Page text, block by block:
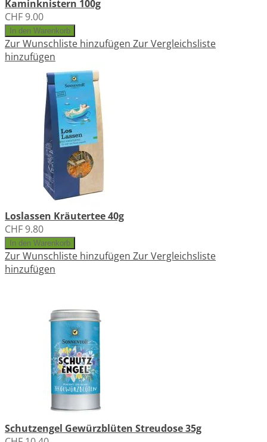
Kaminknistern 100g
CHF 9.00
In den Warenkorb
Zur Wunschliste hinzufügen Zur Vergleichsliste
hinzufügen
Loslassen Kräutertee 40g
CHF 9.80
In den Warenkorb
Zur Wunschliste hinzufügen Zur Vergleichsliste
hinzufügen
Schutzengel Gewürzblüten Streudose 35g